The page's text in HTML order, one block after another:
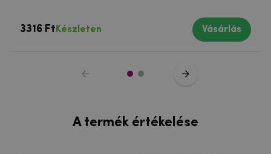
3316 Ft Készleten Vásárlás
A termék értékelése